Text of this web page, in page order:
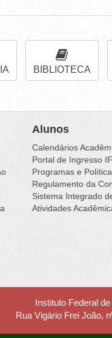
BIBLIOTECA
Alunos
Calendários
Portal de Ingresso
Programas e
Regulamento da
Sistema Integrado
Atividades
Instituto Federal
Rua Vigário Frei João,